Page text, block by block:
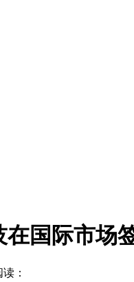
在国际市场
读：